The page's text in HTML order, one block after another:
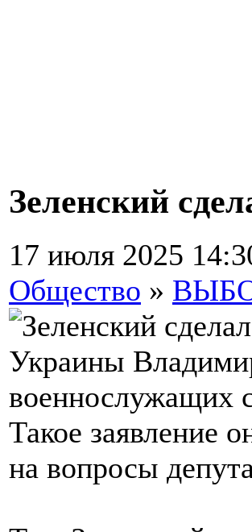
Зеленский
17 июля 2025
Общество »
Украины
военнослужащих
Такое заявление
на вопросы